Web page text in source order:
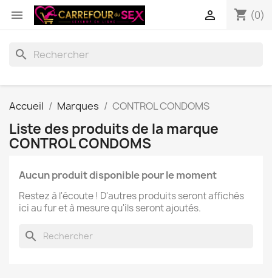
 shopping_cart (0)

search
Accueil Marques CONTROL CONDOMS
Liste des produits de la marque
CONTROL CONDOMS
Aucun produit disponible pour le moment
Restez à l'écoute ! D'autres produits seront affichés
ici au fur et à mesure qu'ils seront ajoutés.
search